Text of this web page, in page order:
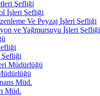
Şefliği
İşleri Şefliği
Ve Peyzaj İşleri Şefliği
ve Yağmursuyu İşleri Şefliği
Şefliği
Müdürlüğü
Müd.
Müd.